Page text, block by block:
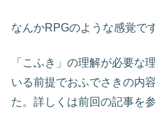
なんかRPGのような感覚で
「こふき」の理解が必要な
いる前提でおふでさきの内
た。詳しくは前回の記事を